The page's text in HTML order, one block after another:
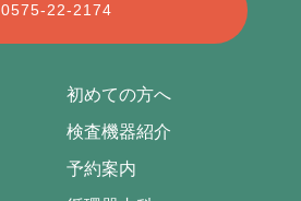
0575-22-2174
初めての方へ
検査機器紹介
予約案内